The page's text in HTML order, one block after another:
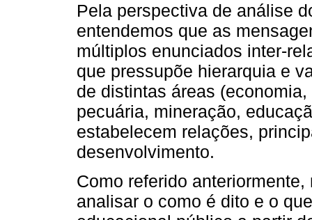
Pela perspectiva de análise
entendemos que as
múltiplos enunciados inter-
que pressupõe hierarquia e
de distintas áreas
pecuária, mineração,
estabelecem relações,
desenvolvimento.
Como referido
analisar o como é dito e o